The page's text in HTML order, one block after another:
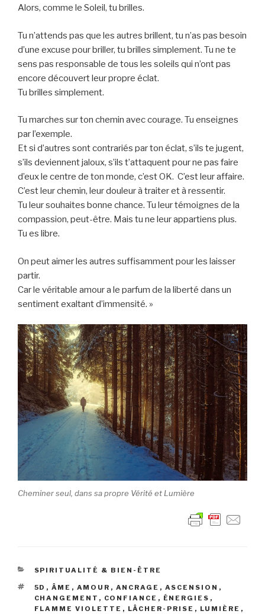
Alors, comme le Soleil, tu brilles.
Tu n’attends pas que les autres brillent, tu n’as pas besoin
d’une excuse pour briller, tu brilles simplement. Tu ne te
sens pas responsable de tous les soleils qui n’ont pas
encore découvert leur propre éclat.
Tu brilles simplement.
Tu marches sur ton chemin avec courage. Tu enseignes
par l’exemple.
Et si d’autres sont contrariés par ton éclat, s’ils te jugent,
s’ils deviennent jaloux, s’ils t’attaquent pour ne pas faire
d’eux le centre de ton monde, c’est OK. C’est leur affaire.
C’est leur chemin, leur douleur à traiter et à ressentir.
Tu leur souhaites bonne chance. Tu leur témoignes de la
compassion, peut-être. Mais tu ne leur appartiens plus.
Tu es libre.
On peut aimer les autres suffisamment pour les laisser
partir.
Car le véritable amour a le parfum de la liberté dans un
sentiment exaltant d’immensité. »
Cheminer seul, dans sa propre Vérité et Lumière
CATÉGORIES
SPIRITUALITÉ & BIEN-ÊTRE
ÉTIQUETTES
5D , ÂME , AMOUR , ANCRAGE , ASCENSION ,
CHANGEMENT , CONFIANCE , ÉNERGIES ,
FLAMME VIOLETTE , LÂCHER-PRISE , LUMIÈRE ,